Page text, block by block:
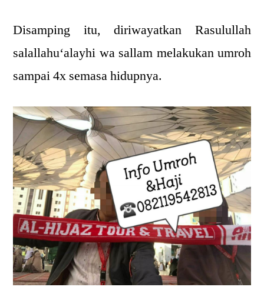
Disamping itu, diriwayatkan Rasulullah
salallahu‘alayhi wa sallam melakukan umroh
sampai 4x semasa hidupnya.